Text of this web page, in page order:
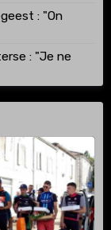
: "On
: "Je ne